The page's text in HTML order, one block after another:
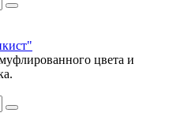
цвета и